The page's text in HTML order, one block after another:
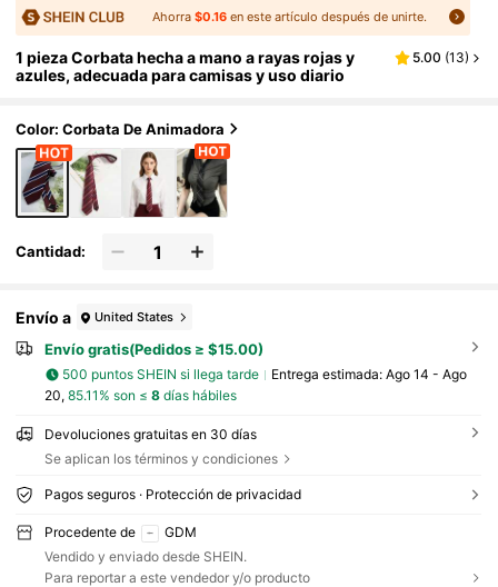
Ahorra$0.16 en este artículo después de unirte.
1 pieza Corbata hecha a mano a rayas rojas y
azules, adecuada para camisas y uso diario
5.00 (13)
Color: Corbata De Animadora
Cantidad:
Envío a United States
Envío gratis(Pedidos ≥ $15.00)
500 puntos SHEIN si llega tarde Entrega estimada: Ago 14 - Ago
20, 85.11% son ≤ 8días hábiles
Devoluciones gratuitas en 30 días
Se aplican los términos y condiciones
Pagos seguros · Protección de privacidad
Procedente de
GDM
Vendido y enviado desde SHEIN.
Para reportar a este vendedor y/o producto